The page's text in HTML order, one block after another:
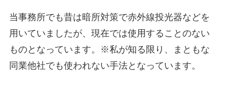
当事務所でも昔は暗所対策で赤外線投光器などを
用いていましたが、現在では使用することのない
ものとなっています。※私が知る限り、まともな
同業他社でも使われない手法となっています。